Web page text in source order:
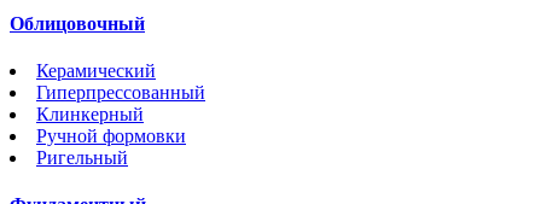
Облицовочный
Керамический
Гиперпрессованный
Клинкерный
Ручной формовки
Ригельный